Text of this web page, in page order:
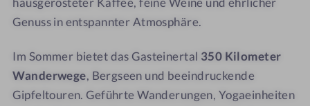
Genuss in entspannter Atmosphäre.
Im Sommer bietet das Gasteinertal 350 Kilometer
Wanderwege, Bergseen und beeindruckende
Gipfeltouren. Geführte Wanderungen, Yogaeinheiten